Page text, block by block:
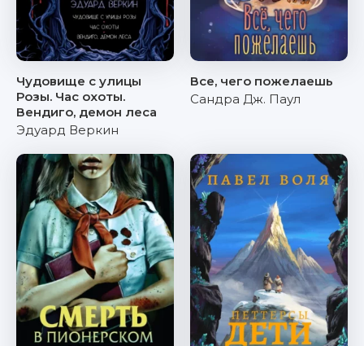
Чудовище с улицы
Розы. Час охоты.
Вендиго, демон леса
Эдуард Веркин
Все, чего пожелаешь
Сандра Дж. Паул